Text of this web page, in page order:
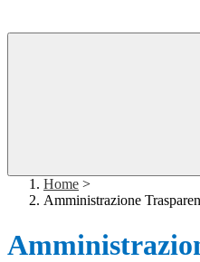
Home >
Amministrazione